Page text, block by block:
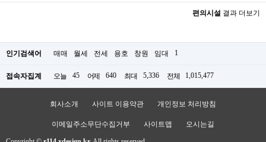
편의시설 결과 더보기
인기검색어 매매 월세 전세 용호 창원 임대 1
접속자집계 오늘 45 어제 640 최대 5,336 전체 1,015,477
회사소개 사이트 이용약관 개인정보 처리방침
이메일주소무단수집거부 사이트맵 오시는길